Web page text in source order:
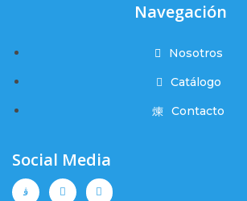
Navegación
Nosotros
Catálogo
Contacto
Social Media